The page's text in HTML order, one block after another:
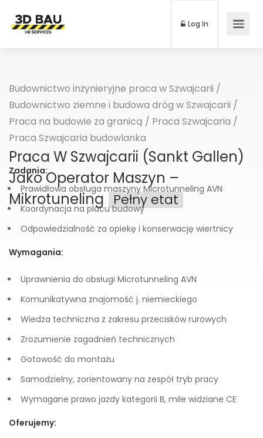
Log In
Budownictwo inżynieryjne praca w Szwajcarii /
Budownictwo ziemne i budowa dróg w Szwajcarii /
Praca na budowie za granicą / Praca Szwajcaria /
Praca Szwajcaria budowlanka
Praca W Szwajcarii (Sankt Gallen)
Jako Operator Maszyn –
Mikrotuneling
Pełny etat
Zadania:
Prawidłowa obsługa maszyny Microtunneling AVN
Koordynacja na placu budowy
Odpowiedzialność za opiekę i konserwację wiertnicy
Wymagania:
Uprawnienia do obsługi Microtunneling AVN
Komunikatywna znajomość j. niemieckiego
Wiedza techniczna z zakresu przecisków rurowych
Zrozumienie zagadnień technicznych
Gotowość do montażu
Samodzielny, zorientowany na zespół tryb pracy
Wymagane prawo jazdy kategorii B, mile widziane CE
Oferujemy: